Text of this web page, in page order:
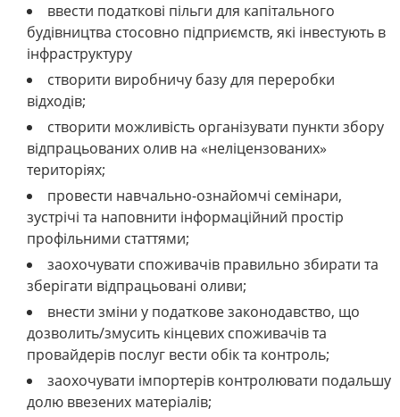
ввести податкові пільги для капітального
будівництва стосовно підприємств, які інвестують в
інфраструктуру
створити виробничу базу для переробки
відходів;
створити можливість організувати пункти збору
відпрацьованих олив на «неліцензованих»
територіях;
провести навчально-ознайомчі семінари,
зустрічі та наповнити інформаційний простір
профільними статтями;
заохочувати споживачів правильно збирати та
зберігати відпрацьовані оливи;
внести зміни у податкове законодавство, що
дозволить/змусить кінцевих споживачів та
провайдерів послуг вести обік та контроль;
заохочувати імпортерів контролювати подальшу
долю ввезених матеріалів;